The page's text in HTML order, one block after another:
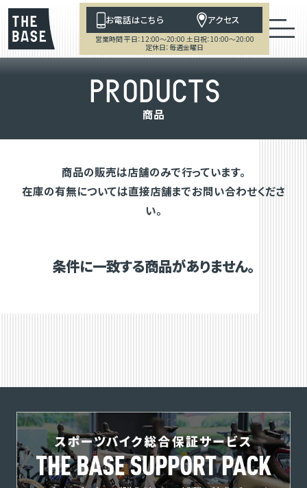
お電話はこちら アクセス
営業時間 平日：12:00～20:00 土日祝：10:00～20:00
定休日：毎週金曜日
PRODUCTS
商品
商品の販売は店舗のみで行っています。
在庫の有無については直接店舗までお問い合わせくださ
い。
条件に一致する商品がありません。